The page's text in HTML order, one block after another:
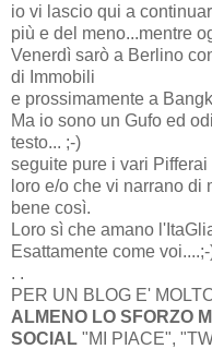
io vi lascio qui a
più e del meno...mentre
Venerdì sarò a Berlino
di Immobili
e prossimamente a
Ma io sono un Gufo ed
testo... ;-)
seguite pure i vari
loro e/o che vi narrano
bene così.
Loro sì che amano
Esattamente come
. .
PER UN BLOG E'
ALMENO LO SFORZO
SOCIAL "MI PIACE",